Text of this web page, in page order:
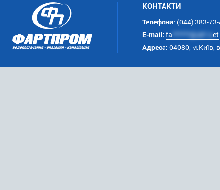
КОНТАКТИ
Телефони: (044) 383-
E-mail: fa ******@uk*.net
Адреса: 04080, м.Київ,